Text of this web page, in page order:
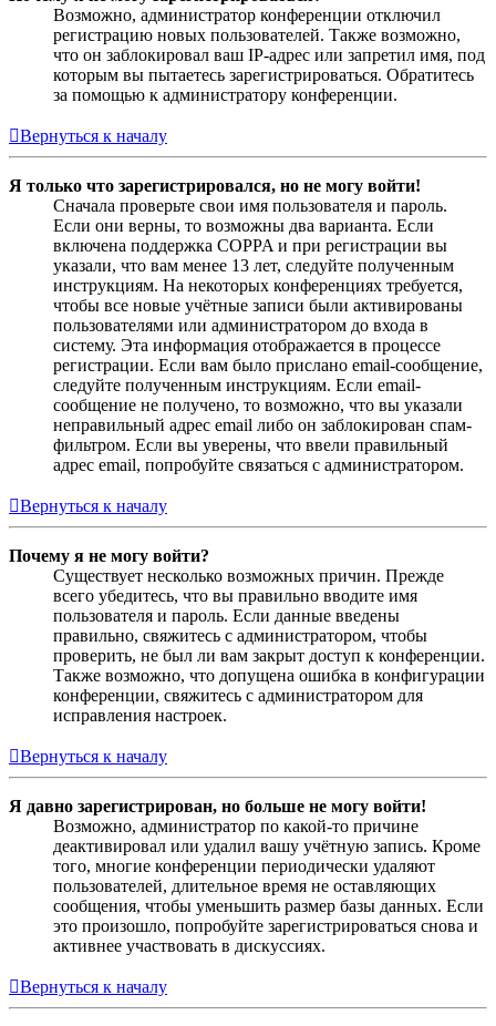
Возможно, администратор конференции отключил
регистрацию новых пользователей. Также возможно,
что он заблокировал ваш IP-адрес или запретил имя, под
которым вы пытаетесь зарегистрироваться. Обратитесь
за помощью к администратору конференции.
Вернуться к началу
Я только что зарегистрировался, но не могу войти!
Сначала проверьте свои имя пользователя и пароль.
Если они верны, то возможны два варианта. Если
включена поддержка COPPA и при регистрации вы
указали, что вам менее 13 лет, следуйте полученным
инструкциям. На некоторых конференциях требуется,
чтобы все новые учётные записи были активированы
пользователями или администратором до входа в
систему. Эта информация отображается в процессе
регистрации. Если вам было прислано email-сообщение,
следуйте полученным инструкциям. Если email-
сообщение не получено, то возможно, что вы указали
неправильный адрес email либо он заблокирован спам-
фильтром. Если вы уверены, что ввели правильный
адрес email, попробуйте связаться с администратором.
Вернуться к началу
Почему я не могу войти?
Существует несколько возможных причин. Прежде
всего убедитесь, что вы правильно вводите имя
пользователя и пароль. Если данные введены
правильно, свяжитесь с администратором, чтобы
проверить, не был ли вам закрыт доступ к конференции.
Также возможно, что допущена ошибка в конфигурации
конференции, свяжитесь с администратором для
исправления настроек.
Вернуться к началу
Я давно зарегистрирован, но больше не могу войти!
Возможно, администратор по какой-то причине
деактивировал или удалил вашу учётную запись. Кроме
того, многие конференции периодически удаляют
пользователей, длительное время не оставляющих
сообщения, чтобы уменьшить размер базы данных. Если
это произошло, попробуйте зарегистрироваться снова и
активнее участвовать в дискуссиях.
Вернуться к началу